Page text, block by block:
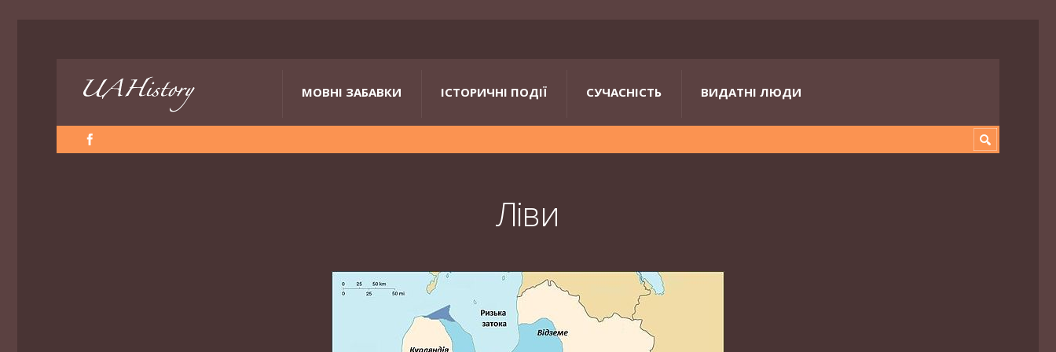
МОВНІ ЗАБАВКИ ІСТОРИЧНІ ПОДІЇ СУЧАСНІСТЬ ВИДАТНІ ЛЮДИ
Ліви